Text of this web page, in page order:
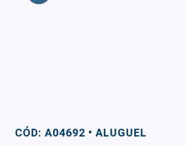
CÓD: A04692 • ALUGUEL